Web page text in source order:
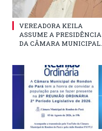
VEREADORA KEILA
ASSUME A PRESIDÊNCIA
DA CÂMARA MUNICIPAL.